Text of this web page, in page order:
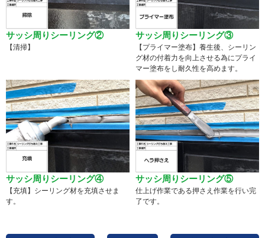
サッシ周りシーリング②
【清掃】
サッシ周りシーリング③
【プライマー塗布】養生後、シーリン
グ材の付着力を向上させる為にプライ
マー塗布をし耐久性を高めます。
サッシ周りシーリング④
【充填】シーリング材を充填させま
す。
サッシ周りシーリング⑤
仕上げ作業である押さえ作業を行い完
了です。